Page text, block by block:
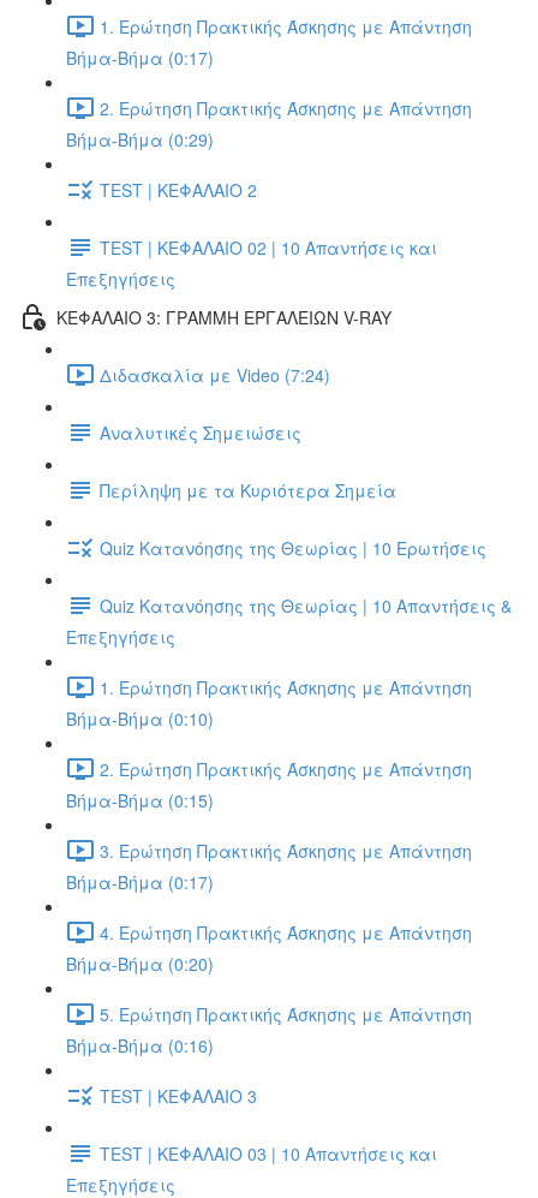
1. Ερώτηση Πρακτικής Άσκησης με Απάντηση
Βήμα-Βήμα (0:17)
2. Ερώτηση Πρακτικής Άσκησης με Απάντηση
Βήμα-Βήμα (0:29)
TEST | ΚΕΦΑΛΑΙΟ 2
TEST | ΚΕΦΑΛΑΙΟ 02 | 10 Απαντήσεις και
Επεξηγήσεις
ΚΕΦΑΛΑΙΟ 3: ΓΡΑΜΜΗ ΕΡΓΑΛΕΙΩΝ V-RAY
Διδασκαλία με Video (7:24)
Αναλυτικές Σημειώσεις
Περίληψη με τα Κυριότερα Σημεία
Quiz Κατανόησης της Θεωρίας | 10 Ερωτήσεις
Quiz Κατανόησης της Θεωρίας | 10 Απαντήσεις &
Επεξηγήσεις
1. Ερώτηση Πρακτικής Άσκησης με Απάντηση
Βήμα-Βήμα (0:10)
2. Ερώτηση Πρακτικής Άσκησης με Απάντηση
Βήμα-Βήμα (0:15)
3. Ερώτηση Πρακτικής Άσκησης με Απάντηση
Βήμα-Βήμα (0:17)
4. Ερώτηση Πρακτικής Άσκησης με Απάντηση
Βήμα-Βήμα (0:20)
5. Ερώτηση Πρακτικής Άσκησης με Απάντηση
Βήμα-Βήμα (0:16)
TEST | ΚΕΦΑΛΑΙΟ 3
TEST | ΚΕΦΑΛΑΙΟ 03 | 10 Απαντήσεις και
Επεξηγήσεις